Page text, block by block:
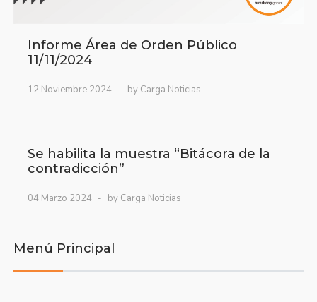
Informe Área de Orden Público
11/11/2024
12 Noviembre 2024 by Carga Noticias
Se habilita la muestra “Bitácora de la
contradicción”
04 Marzo 2024 by Carga Noticias
Menú Principal